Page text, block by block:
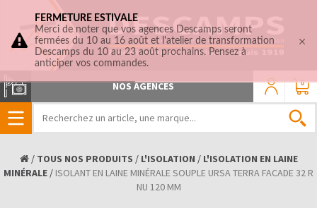
0
NOS AGENCES
/ TOUS NOS PRODUITS / L'ISOLATION / L'ISOLATION EN LAINE
MINÉRALE / ISOLANT EN LAINE MINÉRALE SOUPLE URSA TERRA FACADE 32 R
NU 120 MM
FERMETURE ESTIVALE
Merci de noter que vos agences Descamps seront
fermées du 10 au 16 août et l'atelier de transformation
Descamps du 10 au 23 août prochains. Pensez à
anticiper vos commandes.